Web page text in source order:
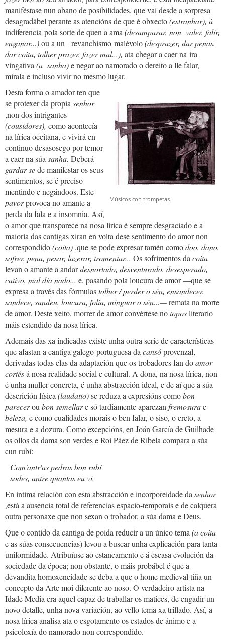
maniféstase nun abano de posibilidades, que vai desde a sorpresa
desagradábel perante as atencións de que é obxecto(estranhar), á
indiferencia pola sorte de quen a ama (desamparar, non valer, falir,
enganar...)ou a un revanchismo malévolo(desprazer, dar penas,
dar coita, tolher prazer, fazer mal...), ata chegar a caer na ira
vingativa (a sanha)e negar ao namorado o dereito a lle falar,
mirala e incluso vivir no mesmo lugar.
Músicos con trompetas.
Desta forma o amador ten que
se protexer da propia senhor
,non dos intrigantes
(cousidores), como acontecía
na lírica occitana, e vivirá en
continuo desasosego por temor
a caer na súa sanha. Deberá
gardar-sede manifestar os seus
sentimentos, se é preciso
mentindo e negándoos. Este
pavorprovoca no amante a
perda da fala e a insomnia. Así,
o amor que transparece na nosa lírica é sempre desgraciado e a
maioría das cantigas xiran en volta dese sentimento do amor non
correspondido(coita) ,que se pode expresar tamén comodoo, dano,
sofrer, pena, pesar, lazerar, tromentar... Os sofrimentos da coita
levan o amante a andardesnortado, desventurado, desesperado,
cativo, mal día nado... e, pasando pola loucura de amor —que se
expresa a través das fórmulastolher / perder o sén, ensandecer,
sandece, sandeu, loucura, folía, minguar o sén...—remata na morte
de amor. Deste xeito, morrer de amor convértese notoposliterario
máis estendido da nosa lírica.
Ademais das xa indicadas existe unha outra serie de características
que afastan a cantiga galego-portuguesa da cansóprovenzal,
derivadas todas elas da adaptación que os trobadores fan doamor
cortésá nosa realidade social e cultural. A dona, na nosa lírica, non
é unha muller concreta, é unha abstracción ideal, e de aí que a súa
descrición física (laudatio)se reduza a expresións comobon
parecerou bon semellare só tardiamente aparezan fremosurae
beleza, e como cualidades morais o ben falar, o siso, o creto, a
mesura e a dozura. Como excepcións, en Joán García de Guilhade
os ollos da dama son verdes e Roí Páez de Ribela compara a súa
cun rubí:
Com'antr'as pedras bon rubí
sodes, antre quantas eu vi.
En íntima relación con esta abstracción e incorporeidade da senhor
,está a ausencia total de referencias espacio-temporais e de calquera
outra personaxe que non sexan o trobador, a súa dama e Deus.
Que o contido da cantiga de poida reducir a un único tema (a coita
e as súas consecuencias) levou a buscar unha explicación para tanta
uniformidade. Atribuíuse ao estancamento e á escasa evolución da
sociedade da época; non obstante, o máis probábel é que a
devandita homoxeneidade se deba a que o home medieval tiña un
concepto da Arte moi diferente ao noso. O verdadeiro artista na
Idade Media era aquel capaz de traballar os matices, de engadir un
novo detalle, unha nova variación, ao vello tema xa trillado. Así, a
nosa lírica analisa ata o esgotamento os estados de ánimo e a
psicoloxía do namorado non correspondido.